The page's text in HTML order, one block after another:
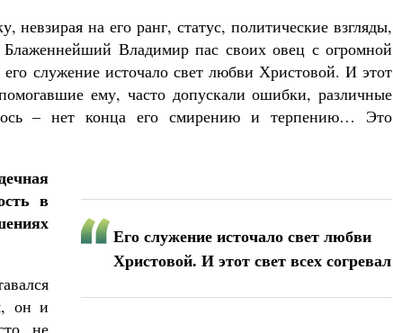
на его ранг, статус, политические взгляды,
Блаженнейший Владимир пас своих овец с огромной
служение источало свет любви Христовой. И этот
ему, часто допускали ошибки, различные
– нет конца его смирению и терпению… Это
Его служение источало свет любви
Христовой. И этот свет всех согревал
в
он и
не